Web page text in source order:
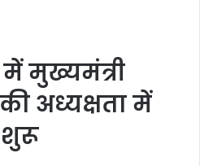
मुख्यमंत्री
अध्यक्षता में